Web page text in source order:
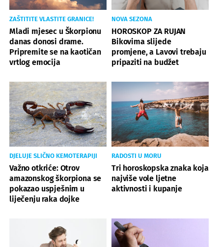
ZAŠTITITE VLASTITE GRANICE!
Mladi mjesec u Škorpionu
danas donosi drame.
Pripremite se na kaotičan
vrtlog emocija
NOVA SEZONA
HOROSKOP ZA RUJAN
Bikovima slijede
promjene, a Lavovi trebaju
pripaziti na budžet
DJELUJE SLIČNO KEMOTERAPIJI
Važno otkriće: Otrov
amazonskog škorpiona se
pokazao uspješnim u
liječenju raka dojke
RADOSTI U MORU
Tri horoskopska znaka koja
najviše vole ljetne
aktivnosti i kupanje